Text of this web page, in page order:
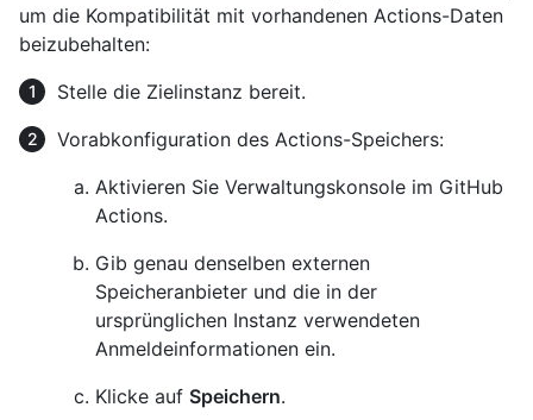
um die Kompatibilität mit vorhandenen Actions-Daten
beizubehalten:
Stelle die Zielinstanz bereit.
Vorabkonfiguration des Actions-Speichers:
Aktivieren Sie Verwaltungskonsole im GitHub
Actions.
Gib genau denselben externen
Speicheranbieter und die in der
ursprünglichen Instanz verwendeten
Anmeldeinformationen ein.
Klicke auf Speichern.